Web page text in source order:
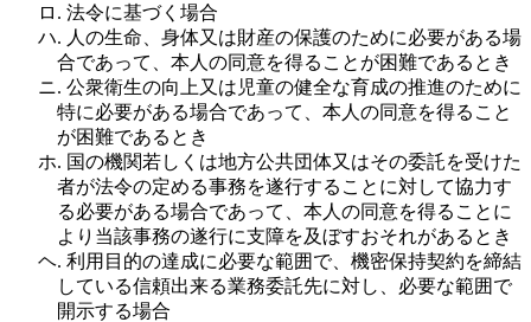
ロ. 法令に基づく場合
ハ. 人の生命、身体又は財産の保護のために必要がある場
合であって、本人の同意を得ることが困難であるとき
ニ. 公衆衛生の向上又は児童の健全な育成の推進のために
特に必要がある場合であって、本人の同意を得ること
が困難であるとき
ホ. 国の機関若しくは地方公共団体又はその委託を受けた
者が法令の定める事務を遂行することに対して協力す
る必要がある場合であって、本人の同意を得ることに
より当該事務の遂行に支障を及ぼすおそれがあるとき
ヘ. 利用目的の達成に必要な範囲で、機密保持契約を締結
している信頼出来る業務委託先に対し、必要な範囲で
開示する場合